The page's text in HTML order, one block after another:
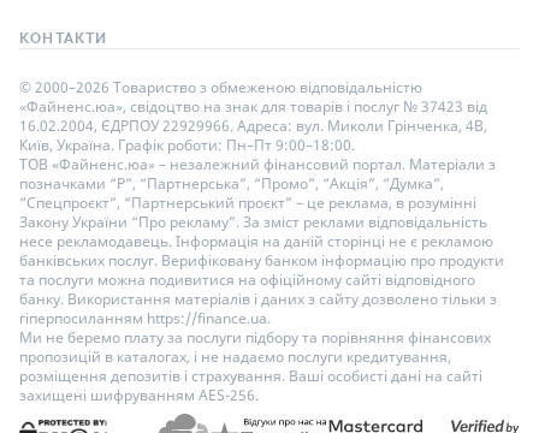
КОНТАКТИ
© 2000–2026 Товариство з обмеженою відповідальністю
«Файненс.юа», свідоцтво на знак для товарів і послуг № 37423 від
16.02.2004, ЄДРПОУ 22929966. Адреса: вул. Миколи Грінченка, 4В,
Київ, Україна. Графік роботи: Пн–Пт 9:00–18:00.
ТОВ «Файненс.юа» – незалежний фінансовий портал. Матеріали з
позначками “Р”, “Партнерська”, “Промо”, “Акція”, “Думка”,
“Спецпроєкт”, “Партнерський проєкт” – це реклама, в розумінні
Закону України “Про рекламу”. За зміст реклами відповідальність
несе рекламодавець. Інформація на даній сторінці не є рекламою
банківських послуг. Верифіковану банком інформацію про продукти
та послуги можна подивитися на офіційному сайті відповідного
банку. Використання матеріалів і даних з сайту дозволено тільки з
гіперпосиланням https://finance.ua.
Ми не беремо плату за послуги підбору та порівняння фінансових
пропозицій в каталогах, і не надаємо послуги кредитування,
розміщення депозитів і страхування. Ваші особисті дані на сайті
захищені шифруванням AES-256.